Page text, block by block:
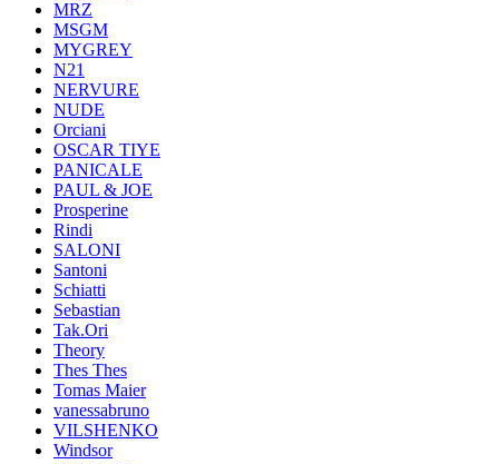
MRZ
MSGM
MYGREY
N21
NERVURE
NUDE
Orciani
OSCAR TIYE
PANICALE
PAUL & JOE
Prosperine
Rindi
SALONI
Santoni
Schiatti
Sebastian
Tak.Ori
Theory
Thes Thes
Tomas Maier
vanessabruno
VILSHENKO
Windsor